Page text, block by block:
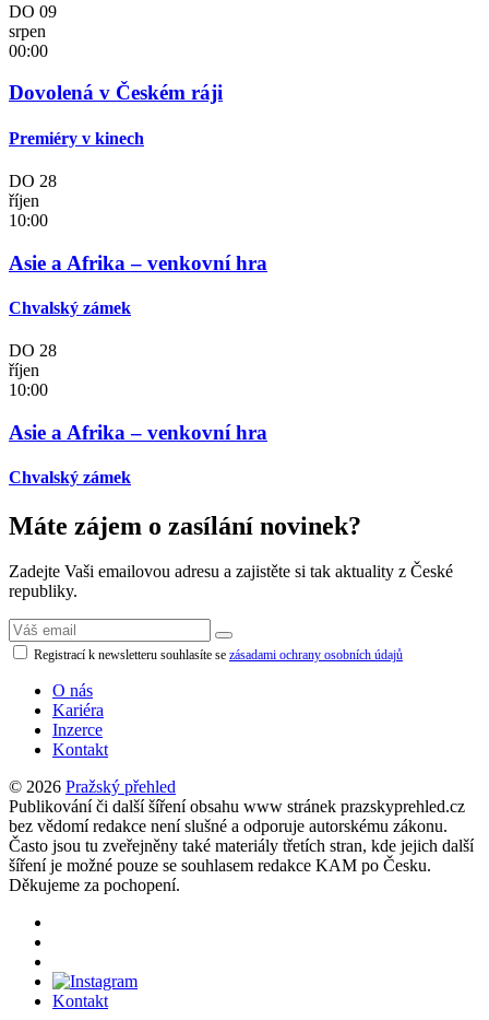
DO 09
srpen
00:00
Dovolená v Českém ráji
Premiéry v kinech
DO 28
říjen
10:00
Asie a Afrika – venkovní hra
Chvalský zámek
DO 28
říjen
10:00
Asie a Afrika – venkovní hra
Chvalský zámek
Máte zájem o zasílání novinek?
Zadejte Vaši emailovou adresu a zajistěte si tak aktuality z České
republiky.
Registrací k newsletteru souhlasíte se zásadami ochrany osobních údajů
O nás
Kariéra
Inzerce
Kontakt
© 2026 Pražský přehled
Publikování či další šíření obsahu www stránek prazskyprehled.cz
bez vědomí redakce není slušné a odporuje autorskému zákonu.
Často jsou tu zveřejněny také materiály třetích stran, kde jejich další
šíření je možné pouze se souhlasem redakce KAM po Česku.
Děkujeme za pochopení.
Kontakt